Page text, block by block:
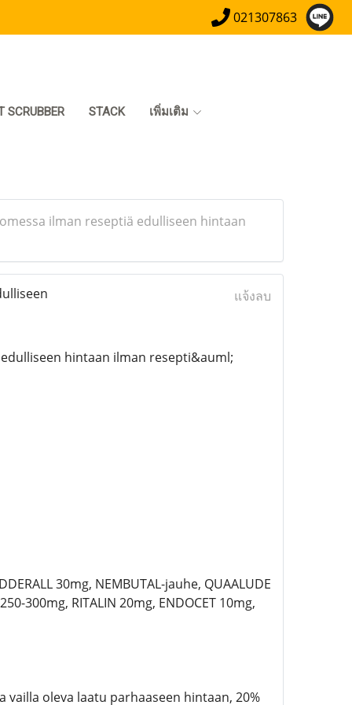
021307863
SCRUBBER STACK เพิ่มเติม
ilman reseptiä edulliseen hintaan
แจ้งลบ
hintaan ilman resepti&auml;
30mg, NEMBUTAL-jauhe, QUAALUDE
300mg, RITALIN 20mg, ENDOCET 10mg,
oleva laatu parhaaseen hintaan, 20%